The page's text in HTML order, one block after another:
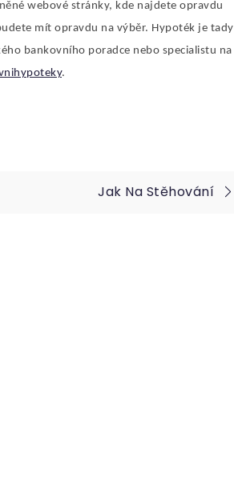
webové stránky, kde najdete opravdu
mít opravdu na výběr. Hypoték je tady
bankovního poradce nebo specialistu na
.
Jak Na Stěhování